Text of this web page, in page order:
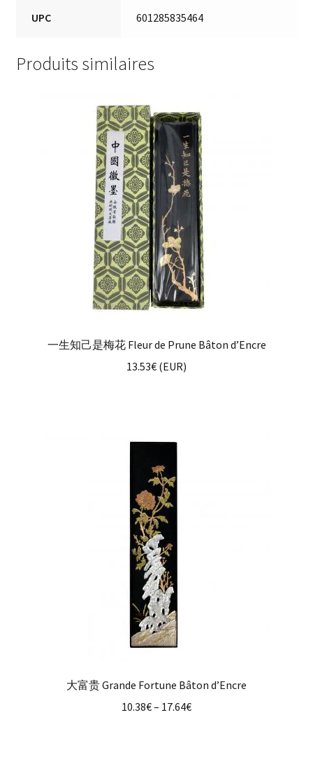
UPC 601285835464
Produits similaires
一生知己是梅花 Fleur de Prune Bâton d’Encre
13.53€ (EUR)
大富贵 Grande Fortune Bâton d’Encre
10.38€– 17.64€